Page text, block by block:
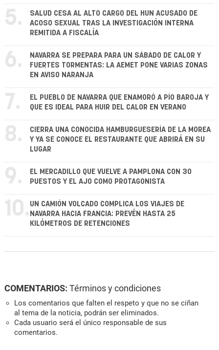
5.
SALUD CESA AL ALTO CARGO DEL HUN ACUSADO DE
ACOSO SEXUAL TRAS LA INVESTIGACIÓN INTERNA
REMITIDA A FISCALÍA
6.
NAVARRA SE PREPARA PARA UN SÁBADO DE CALOR Y
FUERTES TORMENTAS: LA AEMET PONE VARIAS ZONAS
EN AVISO NARANJA
7.
EL PUEBLO DE NAVARRA QUE ENAMORÓ A PÍO BAROJA Y
QUE ES IDEAL PARA HUIR DEL CALOR EN VERANO
8.
CIERRA UNA CONOCIDA HAMBURGUESERÍA DE LA MOREA
Y YA SE CONOCE EL RESTAURANTE QUE ABRIRÁ EN SU
LUGAR
9.
EL MERCADILLO QUE VUELVE A PAMPLONA CON 30
PUESTOS Y EL AJO COMO PROTAGONISTA
10. UN CAMIÓN VOLCADO COMPLICA LOS VIAJES DE
NAVARRA HACIA FRANCIA: PREVÉN HASTA 25
KILÓMETROS DE RETENCIONES
COMENTARIOS: Términos y condiciones
Los comentarios que falten el respeto y que no se ciñan
al tema de la noticia, podrán ser eliminados.
Cada usuario será el único responsable de sus
comentarios.